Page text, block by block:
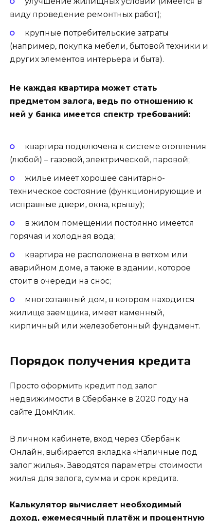
виду проведение ремонтных работ);
крупные потребительские затраты
(например, покупка мебели, бытовой техники и
других элементов интерьера и быта).
Не каждая квартира может стать
предметом залога, ведь по отношению к
ней у банка имеется спектр требований:
квартира подключена к системе отопления
(любой) – газовой, электрической, паровой;
жилье имеет хорошее санитарно-
техническое состояние (функционирующие и
исправные двери, окна, крышу);
в жилом помещении постоянно имеется
горячая и холодная вода;
квартира не расположена в ветхом или
аварийном доме, а также в здании, которое
стоит в очереди на снос;
многоэтажный дом, в котором находится
жилище заемщика, имеет каменный,
кирпичный или железобетонный фундамент.
Порядок получения кредита
Просто оформить кредит под залог
недвижимости в Сбербанке в 2020 году на
сайте ДомКлик.
В личном кабинете, вход через Сбербанк
Онлайн, выбирается вкладка «Наличные под
залог жилья». Заводятся параметры стоимости
жилья для залога, сумма и срок кредита.
Калькулятор вычисляет необходимый
доход, ежемесячный платёж и процентную